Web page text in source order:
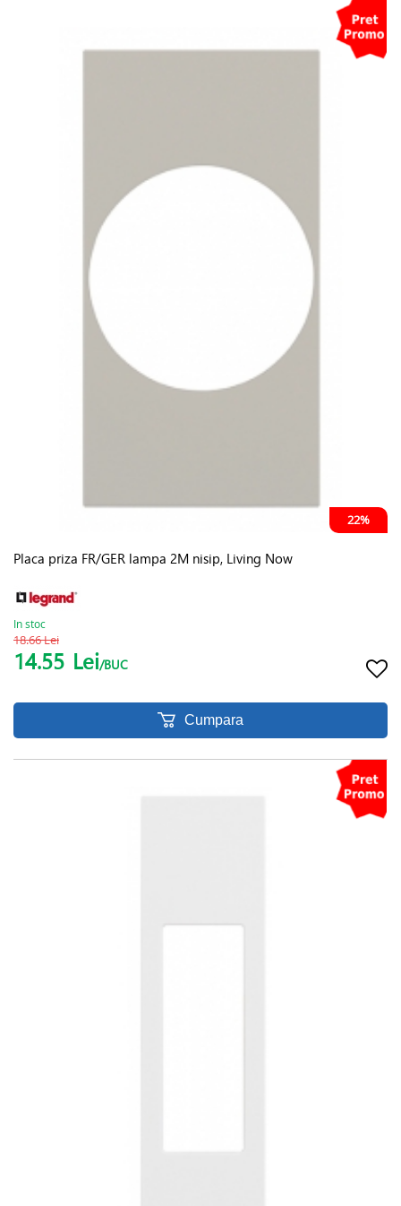
22%
Placa priza FR/GER lampa 2M nisip, Living Now
In stoc
18.66 Lei
14.55 Lei/BUC
Cumpara